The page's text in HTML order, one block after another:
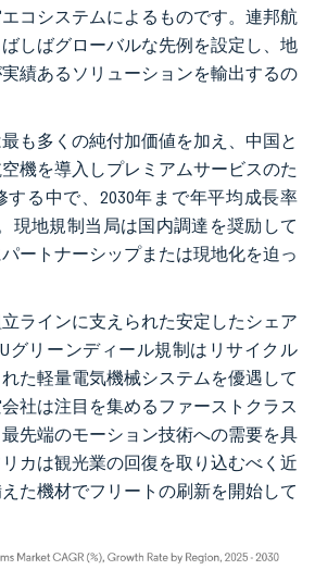
コシステムによるものです。連邦航
しばグローバルな先例を設定し、地
績あるソリューションを輸出するの
も多くの純付加価値を加え、中国と
機を導入しプレミアムサービスのた
る中で、2030年まで年平均成長率
現地規制当局は国内調達を奨励して
ートナーシップまたは現地化を迫っ
ラインに支えられた安定したシェア
グリーンディール規制はリサイクル
た軽量電気機械システムを優遇して
社は注目を集めるファーストクラス
先端のモーション技術への需要を具
カは観光業の回復を取り込むべく近
た機材でフリートの刷新を開始して